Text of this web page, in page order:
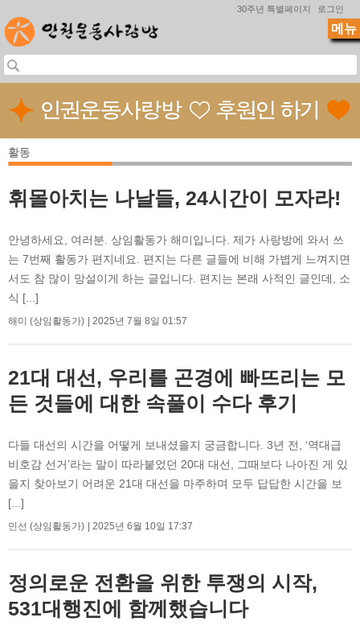
30주년 특별페이지 로그인
활동
휘몰아치는 나날들, 24시간이 모자라!
안녕하세요, 여러분. 상임활동가 해미입니다. 제가 사랑방에 와서 쓰
는 7번째 활동가 편지네요. 편지는 다른 글들에 비해 가볍게 느껴지면
서도 참 많이 망설이게 하는 글입니다. 편지는 본래 사적인 글인데, 소
식 [...]
해미 (상임활동가) 2025년 7월 8일 01:57
21대 대선, 우리를 곤경에 빠뜨리는 모
든 것들에 대한 속풀이 수다 후기
다들 대선의 시간을 어떻게 보내셨을지 궁금합니다. 3년 전, ‘역대급
비호감 선거’라는 말이 따라붙었던 20대 대선, 그때보다 나아진 게 있
을지 찾아보기 어려운 21대 대선을 마주하며 모두 답답한 시간을 보
[...]
민선 (상임활동가) 2025년 6월 10일 17:37
정의로운 전환을 위한 투쟁의 시작,
531대행진에 함께했습니다
메뉴